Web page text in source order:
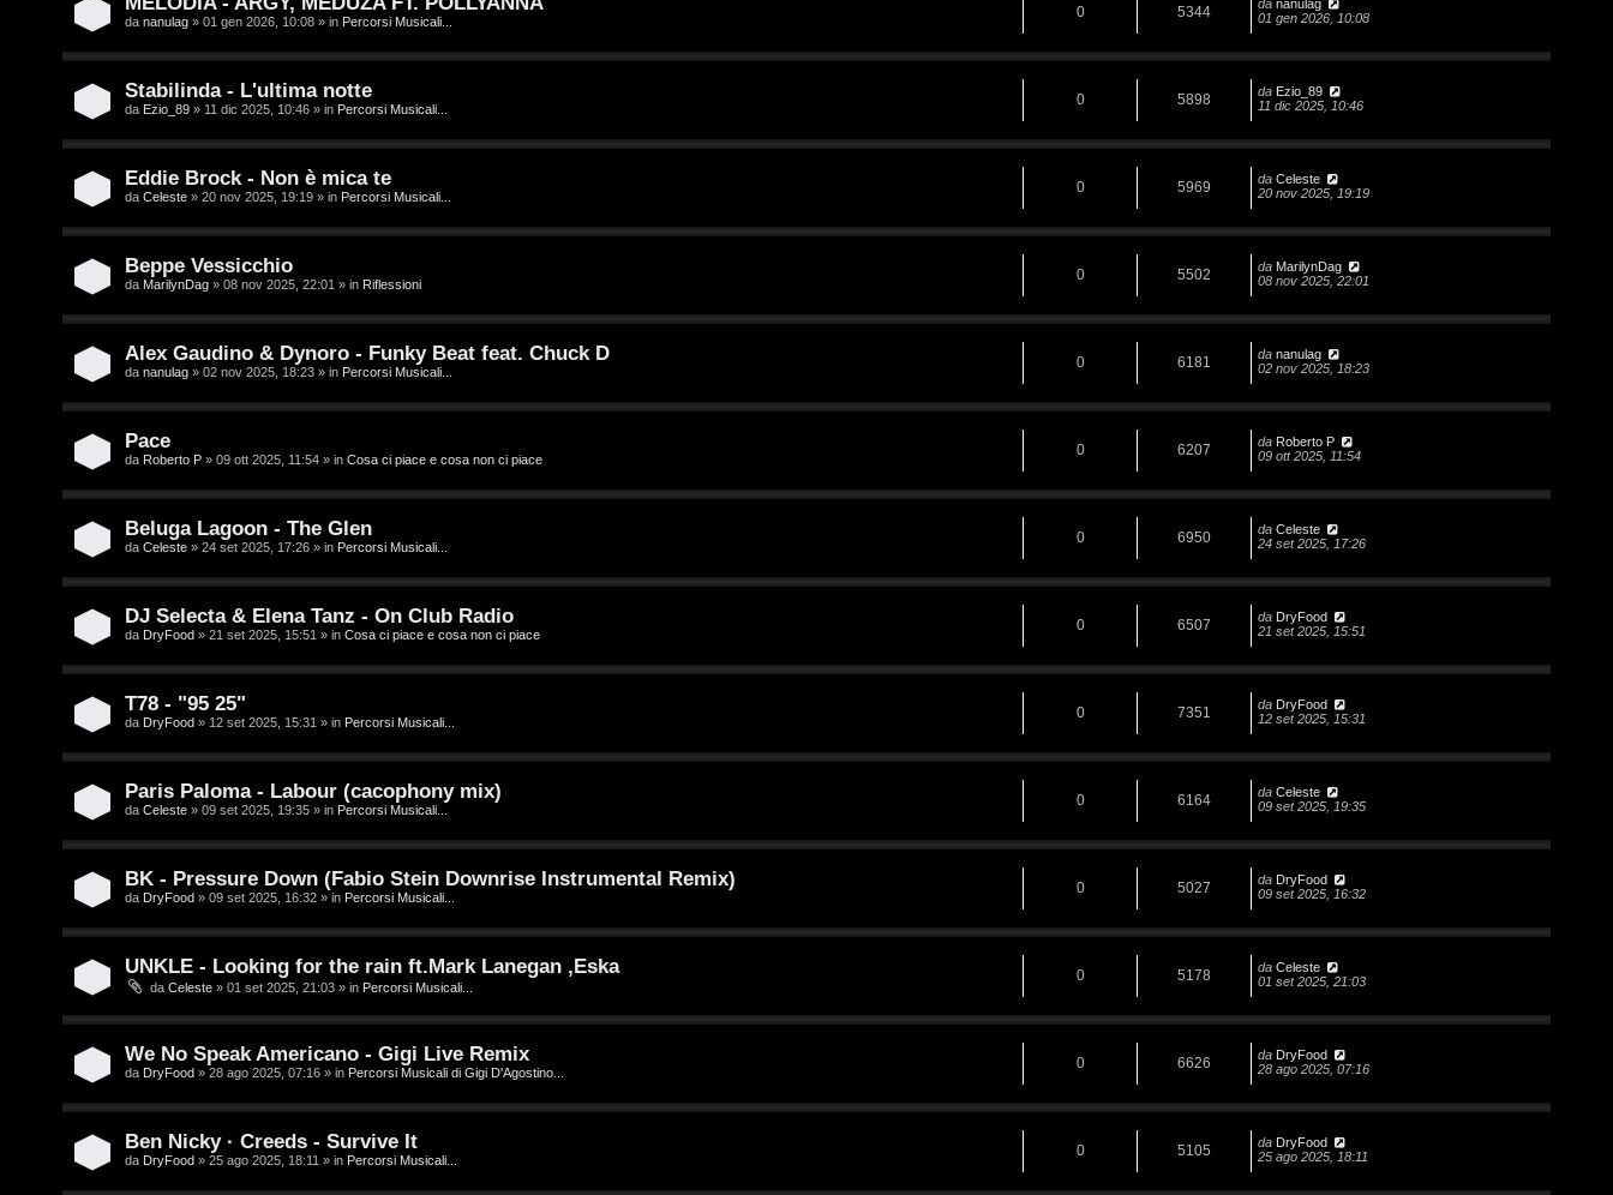
da nanulag » 01 gen 2026, 10:08 » in Percorsi Musicali...
0 5344 da nanulag
01 gen 2026, 10:08
Stabilinda - L'ultima notte
da Ezio_89 » 11 dic 2025, 10:46 » in Percorsi Musicali...
0 5898 da Ezio_89
11 dic 2025, 10:46
Eddie Brock - Non è mica te
da Celeste » 20 nov 2025, 19:19 » in Percorsi Musicali...
0 5969 da Celeste
20 nov 2025, 19:19
Beppe Vessicchio
da MarilynDag » 08 nov 2025, 22:01 » in Riflessioni
0 5502 da MarilynDag
08 nov 2025, 22:01
Alex Gaudino & Dynoro - Funky Beat feat. Chuck D
da nanulag » 02 nov 2025, 18:23 » in Percorsi Musicali...
0 6181 da nanulag
02 nov 2025, 18:23
Pace
da Roberto P » 09 ott 2025, 11:54 » in Cosa ci piace e cosa non ci piace
0 6207 da Roberto P
09 ott 2025, 11:54
Beluga Lagoon - The Glen
da Celeste » 24 set 2025, 17:26 » in Percorsi Musicali...
0 6950 da Celeste
24 set 2025, 17:26
DJ Selecta & Elena Tanz - On Club Radio
da DryFood » 21 set 2025, 15:51 » in Cosa ci piace e cosa non ci piace
0 6507 da DryFood
21 set 2025, 15:51
T78 - "95 25"
da DryFood » 12 set 2025, 15:31 » in Percorsi Musicali...
0 7351 da DryFood
12 set 2025, 15:31
Paris Paloma - Labour (cacophony mix)
da Celeste » 09 set 2025, 19:35 » in Percorsi Musicali...
0 6164 da Celeste
09 set 2025, 19:35
BK - Pressure Down (Fabio Stein Downrise Instrumental Remix)
da DryFood » 09 set 2025, 16:32 » in Percorsi Musicali...
0 5027 da DryFood
09 set 2025, 16:32
UNKLE - Looking for the rain ft.Mark Lanegan ,Eska
da Celeste » 01 set 2025, 21:03 » in Percorsi Musicali...
0 5178 da Celeste
01 set 2025, 21:03
We No Speak Americano - Gigi Live Remix
da DryFood » 28 ago 2025, 07:16 » in Percorsi Musicali di Gigi D'Agostino...
0 6626 da DryFood
28 ago 2025, 07:16
Ben Nicky · Creeds - Survive It
da DryFood » 25 ago 2025, 18:11 » in Percorsi Musicali...
0 5105 da DryFood
25 ago 2025, 18:11